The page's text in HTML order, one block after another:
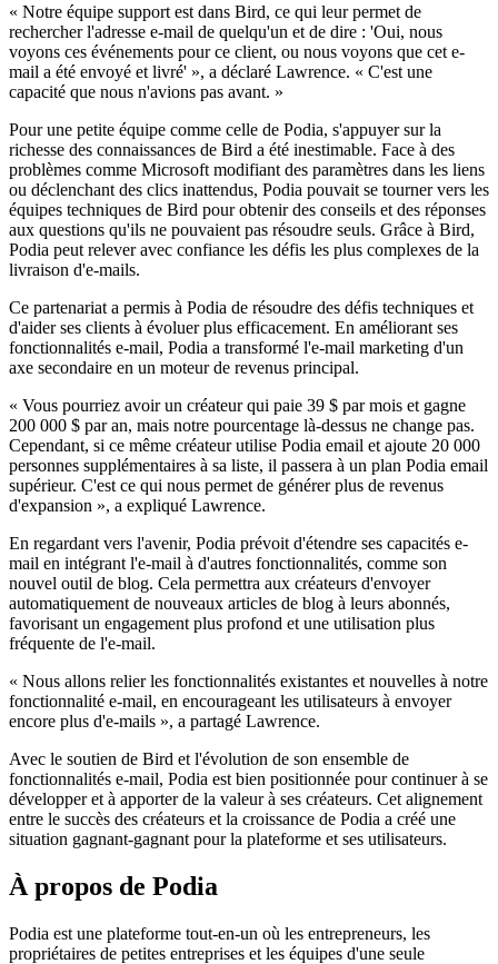
« Notre équipe support est dans Bird, ce qui leur permet de
rechercher l'adresse e-mail de quelqu'un et de dire : 'Oui, nous
voyons ces événements pour ce client, ou nous voyons que cet e-
mail a été envoyé et livré' », a déclaré Lawrence. « C'est une
capacité que nous n'avions pas avant. »
Pour une petite équipe comme celle de Podia, s'appuyer sur la
richesse des connaissances de Bird a été inestimable. Face à des
problèmes comme Microsoft modifiant des paramètres dans les liens
ou déclenchant des clics inattendus, Podia pouvait se tourner vers les
équipes techniques de Bird pour obtenir des conseils et des réponses
aux questions qu'ils ne pouvaient pas résoudre seuls. Grâce à Bird,
Podia peut relever avec confiance les défis les plus complexes de la
livraison d'e-mails.
Ce partenariat a permis à Podia de résoudre des défis techniques et
d'aider ses clients à évoluer plus efficacement. En améliorant ses
fonctionnalités e-mail, Podia a transformé l'e-mail marketing d'un
axe secondaire en un moteur de revenus principal.
« Vous pourriez avoir un créateur qui paie 39 $ par mois et gagne
200 000 $ par an, mais notre pourcentage là-dessus ne change pas.
Cependant, si ce même créateur utilise Podia email et ajoute 20 000
personnes supplémentaires à sa liste, il passera à un plan Podia email
supérieur. C'est ce qui nous permet de générer plus de revenus
d'expansion », a expliqué Lawrence.
En regardant vers l'avenir, Podia prévoit d'étendre ses capacités e-
mail en intégrant l'e-mail à d'autres fonctionnalités, comme son
nouvel outil de blog. Cela permettra aux créateurs d'envoyer
automatiquement de nouveaux articles de blog à leurs abonnés,
favorisant un engagement plus profond et une utilisation plus
fréquente de l'e-mail.
« Nous allons relier les fonctionnalités existantes et nouvelles à notre
fonctionnalité e-mail, en encourageant les utilisateurs à envoyer
encore plus d'e-mails », a partagé Lawrence.
Avec le soutien de Bird et l'évolution de son ensemble de
fonctionnalités e-mail, Podia est bien positionnée pour continuer à se
développer et à apporter de la valeur à ses créateurs. Cet alignement
entre le succès des créateurs et la croissance de Podia a créé une
situation gagnant-gagnant pour la plateforme et ses utilisateurs.
À propos de Podia
Podia est une plateforme tout-en-un où les entrepreneurs, les
propriétaires de petites entreprises et les équipes d'une seule